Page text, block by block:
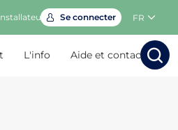
Se connecter FR
L'info Aide et contact
RechercherRechercher